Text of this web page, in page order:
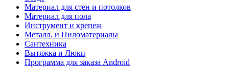
Материал для стен и потолков
Материал для пола
Инструмент и крепеж
Металл. и Пиломатериалы
Сантехника
Вытяжка и Люки
Программа для заказа Android